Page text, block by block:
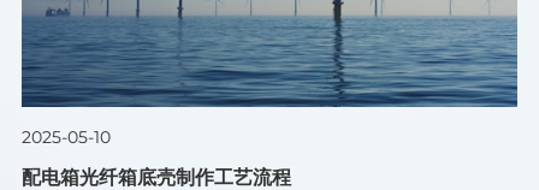
2025-05-10
配电箱光纤箱底壳制作工艺流程